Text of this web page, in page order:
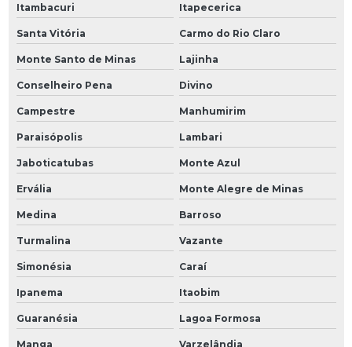
Itambacuri Itapecerica
Santa Vitória Carmo do Rio Claro
Monte Santo de Minas Lajinha
Conselheiro Pena Divino
Campestre Manhumirim
Paraisópolis Lambari
Jaboticatubas Monte Azul
Ervália Monte Alegre de Minas
Medina Barroso
Turmalina Vazante
Simonésia Caraí
Ipanema Itaobim
Guaranésia Lagoa Formosa
Manga Varzelândia